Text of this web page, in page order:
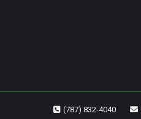
(787) 832-4040